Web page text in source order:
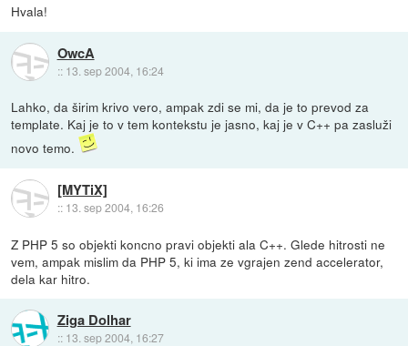
Hvala!
OwcA
:: 13. sep 2004, 16:24
Lahko, da širim krivo vero, ampak zdi se mi, da je to prevod za
template. Kaj je to v tem kontekstu je jasno, kaj je v C++ pa zasluži
novo temo.
[MYTiX]
:: 13. sep 2004, 16:26
Z PHP 5 so objekti koncno pravi objekti ala C++. Glede hitrosti ne
vem, ampak mislim da PHP 5, ki ima ze vgrajen zend accelerator,
dela kar hitro.
Ziga Dolhar
:: 13. sep 2004, 16:27